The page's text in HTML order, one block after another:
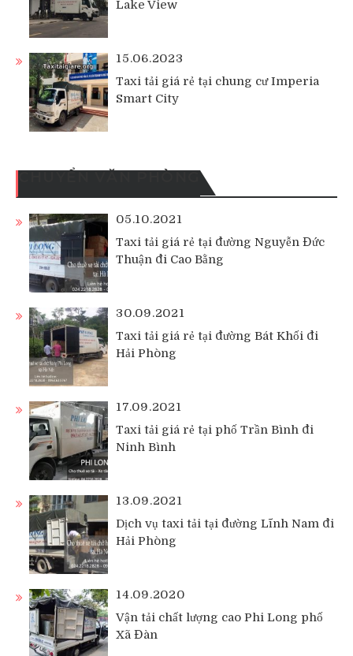
Lake View
15.06.2023
Taxi tải giá rẻ tại chung cư Imperia
Smart City
05.10.2021
Taxi tải giá rẻ tại đường Nguyễn Đức
Thuận đi Cao Bằng
30.09.2021
Taxi tải giá rẻ tại đường Bát Khối đi
Hải Phòng
17.09.2021
Taxi tải giá rẻ tại phố Trần Bình đi
Ninh Bình
13.09.2021
Dịch vụ taxi tải tại đường Lĩnh Nam đi
Hải Phòng
14.09.2020
Vận tải chất lượng cao Phi Long phố
Xã Đàn